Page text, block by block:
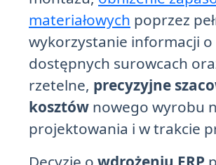
materiałowych poprzez
wykorzystanie informacji o
dostępnych surowcach
rzetelne, precyzyjne
kosztów nowego wyrobu
projektowania i w trakcie